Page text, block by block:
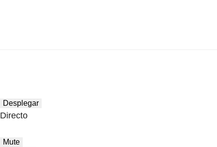
Desplegar
Directo
Mute